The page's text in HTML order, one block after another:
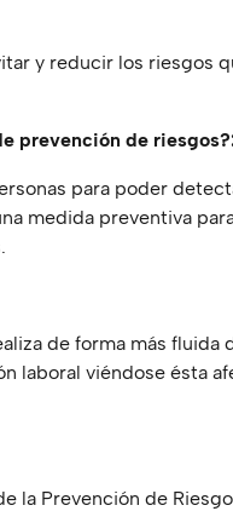
y reducir los riesgos
prevención de
para poder
medida preventiva
de forma más
laboral viéndose ésta
la Prevención de